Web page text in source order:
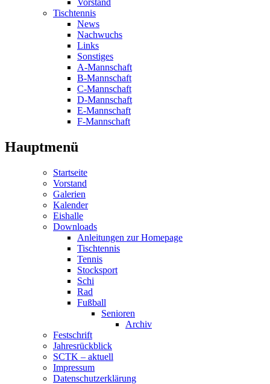
Tischtennis
News
Nachwuchs
Links
Sonstiges
A-Mannschaft
B-Mannschaft
C-Mannschaft
D-Mannschaft
E-Mannschaft
F-Mannschaft
Hauptmenü
Startseite
Vorstand
Galerien
Kalender
Eishalle
Downloads
Anleitungen zur Homepage
Tischtennis
Tennis
Stocksport
Schi
Rad
Fußball
Senioren
Archiv
Festschrift
Jahresrückblick
SCTK – aktuell
Impressum
Datenschutzerklärung